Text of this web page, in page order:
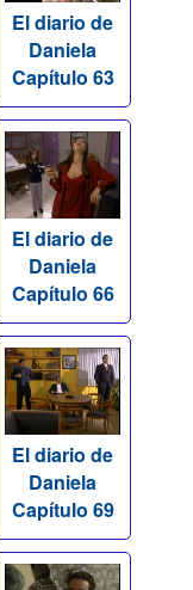
El diario de
Daniela
Capítulo 63
El diario de
Daniela
Capítulo 66
El diario de
Daniela
Capítulo 69